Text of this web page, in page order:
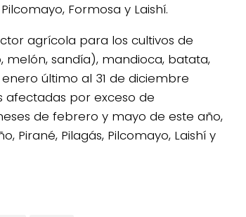
Formosa y Laishí.
agrícola para los cultivos de
melón, sandía), mandioca, batata,
último al 31 de diciembre
afectadas por exceso de
de febrero y mayo de este año,
Pirané, Pilagás, Pilcomayo, Laishí y